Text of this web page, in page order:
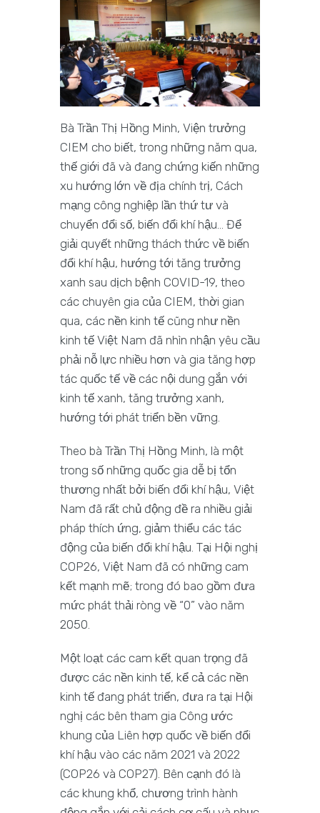
Bà Trần Thị Hồng Minh, Viện trưởng
CIEM cho biết, trong những năm qua,
thế giới đã và đang chứng kiến những
xu hướng lớn về địa chính trị, Cách
mạng công nghiệp lần thứ tư và
chuyển đổi số, biến đổi khí hậu… Để
giải quyết những thách thức về biến
đổi khí hậu, hướng tới tăng trưởng
xanh sau dịch bệnh COVID-19, theo
các chuyên gia của CIEM, thời gian
qua, các nền kinh tế cũng như nền
kinh tế Việt Nam đã nhìn nhận yêu cầu
phải nỗ lực nhiều hơn và gia tăng hợp
tác quốc tế về các nội dung gắn với
kinh tế xanh, tăng trưởng xanh,
hướng tới phát triển bền vững.
Theo bà Trần Thị Hồng Minh, là một
trong số những quốc gia dễ bị tổn
thương nhất bởi biến đổi khí hậu, Việt
Nam đã rất chủ động đề ra nhiều giải
pháp thích ứng, giảm thiểu các tác
động của biến đổi khí hậu. Tại Hội nghị
COP26, Việt Nam đã có những cam
kết mạnh mẽ; trong đó bao gồm đưa
mức phát thải ròng về “0” vào năm
2050.
Một loạt các cam kết quan trọng đã
được các nền kinh tế, kể cả các nền
kinh tế đang phát triển, đưa ra tại Hội
nghị các bên tham gia Công ước
khung của Liên hợp quốc về biến đổi
khí hậu vào các năm 2021 và 2022
(COP26 và COP27). Bên cạnh đó là
các khung khổ, chương trình hành